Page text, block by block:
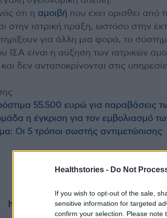
Healthstories - Do Not
If you wish to opt-out of the sale,
sensitive information for targeted
confirm your selection. Please
ότι η αμοιβή που έχει ορισθεί από
στην ιατρική πράξη, ωστόσο στην
για άλλη μια φορά, το
ΙΣΑ είναι η αύξηση των ιατρικών
δεν ανταποκρίνονται στις
55.500 ευρώ για παραβάσεις
η έγκριση για τον εμβολιασμό
Οι 5 τρόποι σωστής αντιμετώπισης
TAGS εμβολιασμός πολιτών ιδιώτες
healthstories